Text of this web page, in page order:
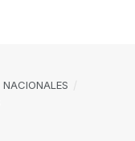
NACIONALES